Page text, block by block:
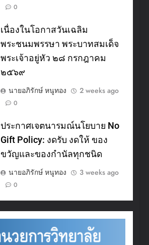
0
เนื่องในโอกาสวันเฉลิม
พระชนมพรรษา พระบาทสมเด็จ
พระเจ้าอยู่หัว ๒๘ กรกฎาคม
๒๕๖๙
นายอภิรักษ์ หนูทอง
2 weeks ago
0
ประกาศเจตนารมณ์นโยบาย No
Gift Policy: งดรับ งดให้ ของ
ขวัญและของกำนัลทุกชนิด
นายอภิรักษ์ หนูทอง
3 weeks ago
0